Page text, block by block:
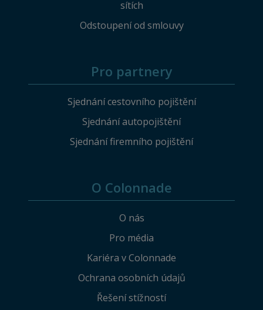
sítích
Odstoupení od smlouvy
Pro partnery
Sjednání cestovního pojištění
Sjednání autopojištění
Sjednání firemního pojištění
O Colonnade
O nás
Pro média
Kariéra v Colonnade
Ochrana osobních údajů
Řešení stížností